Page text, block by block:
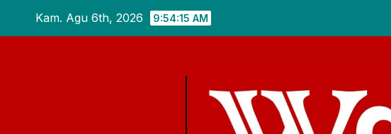
Kam. Agu 6th, 2026 9:54:16 AM